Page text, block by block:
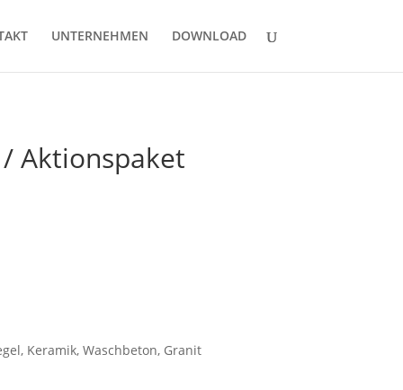
UNTERNEHMEN DOWNLOAD
/ Aktionspaket
Keramik, Waschbeton, Granit